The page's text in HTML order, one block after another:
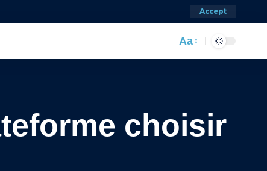
Accept
Aa
choisir